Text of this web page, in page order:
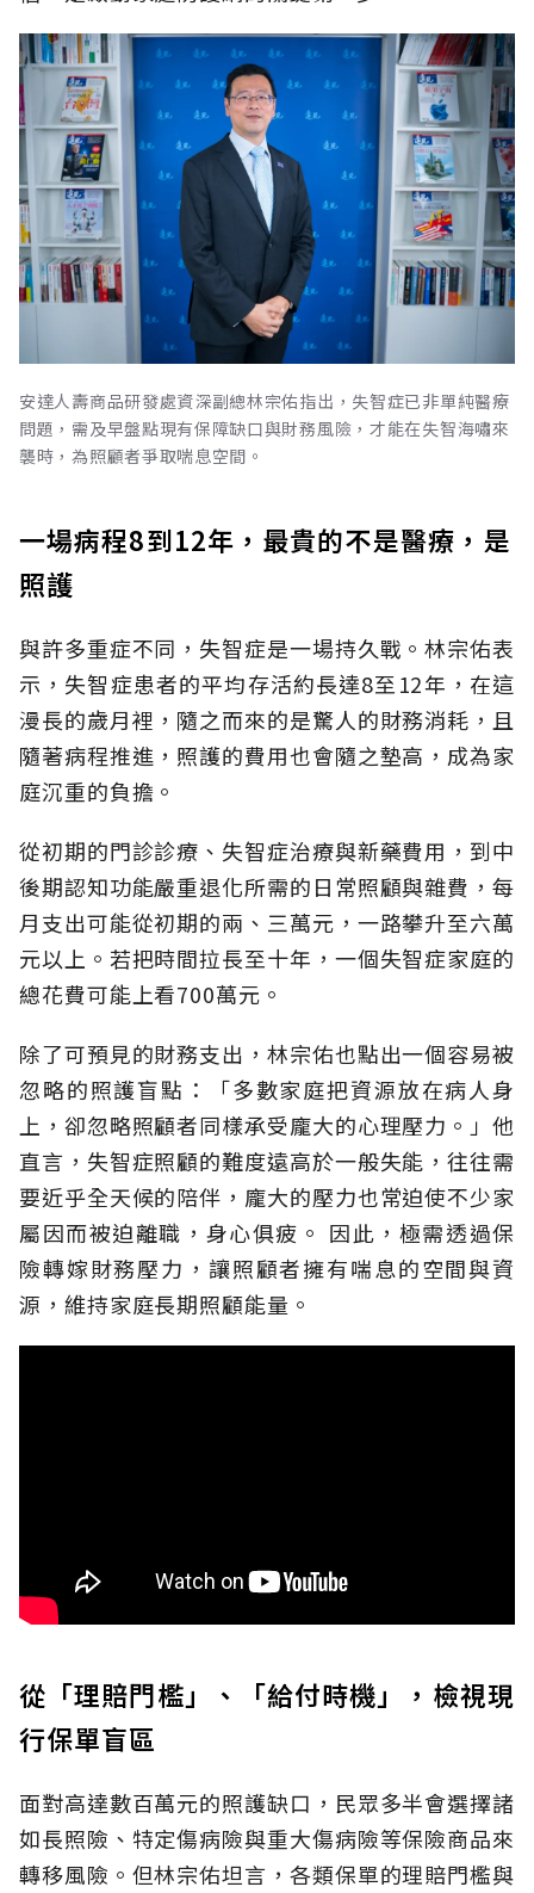
安達人壽商品研發處資深副總林宗佑指出，失智症已非單純醫療
問題，需及早盤點現有保障缺口與財務風險，才能在失智海嘯來
襲時，為照顧者爭取喘息空間。
一場病程8到12年，最貴的不是醫療，是
照護
與許多重症不同，失智症是一場持久戰。林宗佑表
示，失智症患者的平均存活約長達8至12年，在這
漫長的歲月裡，隨之而來的是驚人的財務消耗，且
隨著病程推進，照護的費用也會隨之墊高，成為家
庭沉重的負擔。
從初期的門診診療、失智症治療與新藥費用，到中
後期認知功能嚴重退化所需的日常照顧與雜費，每
月支出可能從初期的兩、三萬元，一路攀升至六萬
元以上。若把時間拉長至十年，一個失智症家庭的
總花費可能上看700萬元。
除了可預見的財務支出，林宗佑也點出一個容易被
忽略的照護盲點：「多數家庭把資源放在病人身
上，卻忽略照顧者同樣承受龐大的心理壓力。」他
直言，失智症照顧的難度遠高於一般失能，往往需
要近乎全天候的陪伴，龐大的壓力也常迫使不少家
屬因而被迫離職，身心俱疲。 因此，極需透過保
險轉嫁財務壓力，讓照顧者擁有喘息的空間與資
源，維持家庭長期照顧能量。
從「理賠門檻」、「給付時機」，檢視現
行保單盲區
面對高達數百萬元的照護缺口，民眾多半會選擇諸
如長照險、特定傷病險與重大傷病險等保險商品來
轉移風險。但林宗佑坦言，各類保單的理賠門檻與